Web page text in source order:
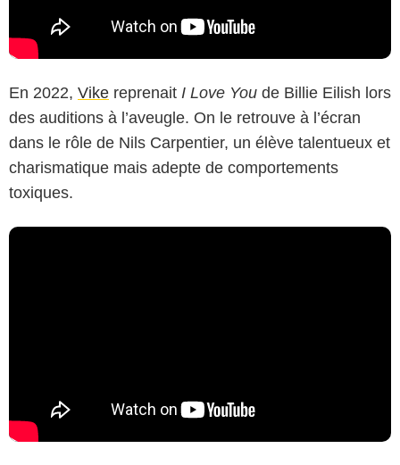
En 2022, Vike reprenait I Love You de Billie Eilish lors
des auditions à l’aveugle. On le retrouve à l’écran
dans le rôle de Nils Carpentier, un élève talentueux et
charismatique mais adepte de comportements
toxiques.